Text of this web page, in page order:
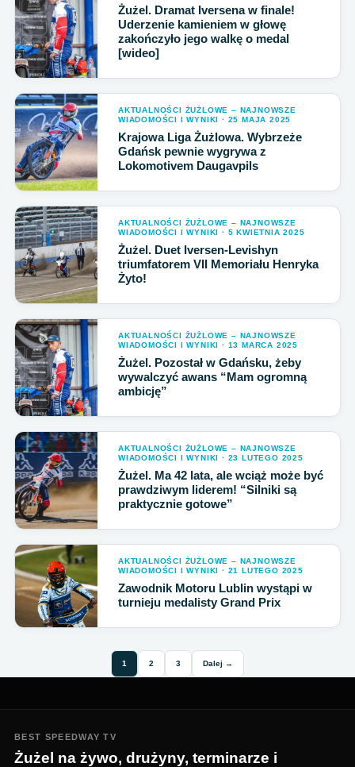
Żużel. Dramat Iversena w finale!
Uderzenie kamieniem w głowę
zakończyło jego walkę o medal
[wideo]
AKTUALNOŚCI ŻUŻLOWE – NAJNOWSZE
WIADOMOŚCI I WYNIKI · 25 MAJA 2025
Krajowa Liga Żużlowa. Wybrzeże
Gdańsk pewnie wygrywa z
Lokomotivem Daugavpils
AKTUALNOŚCI ŻUŻLOWE – NAJNOWSZE
WIADOMOŚCI I WYNIKI · 5 KWIETNIA 2025
Żużel. Duet Iversen-Levishyn
triumfatorem VII Memoriału Henryka
Żyto!
AKTUALNOŚCI ŻUŻLOWE – NAJNOWSZE
WIADOMOŚCI I WYNIKI · 13 MARCA 2025
Żużel. Pozostał w Gdańsku, żeby
wywalczyć awans “Mam ogromną
ambicję”
AKTUALNOŚCI ŻUŻLOWE – NAJNOWSZE
WIADOMOŚCI I WYNIKI · 23 LUTEGO 2025
Żużel. Ma 42 lata, ale wciąż może być
prawdziwym liderem! “Silniki są
praktycznie gotowe”
AKTUALNOŚCI ŻUŻLOWE – NAJNOWSZE
WIADOMOŚCI I WYNIKI · 21 LUTEGO 2025
Zawodnik Motoru Lublin wystąpi w
turnieju medalisty Grand Prix
1 2 3 Dalej →
BEST SPEEDWAY TV
Żużel na żywo, drużyny, terminarze i